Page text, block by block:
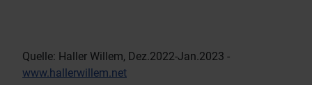
Quelle: Haller Willem, Dez.2022-Jan.2023 -
www.hallerwillem.net